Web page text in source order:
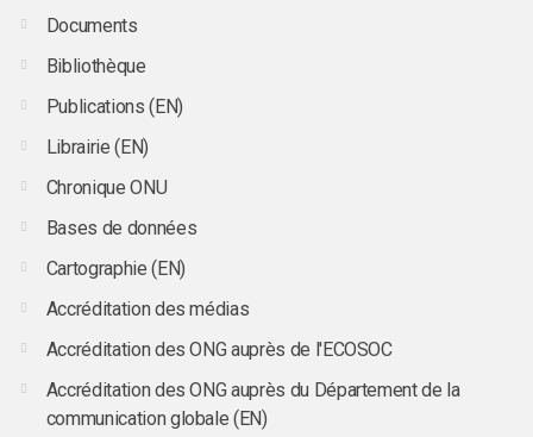
Documents
Bibliothèque
Publications (EN)
Librairie (EN)
Chronique ONU
Bases de données
Cartographie (EN)
Accréditation des médias
Accréditation des ONG auprès de l'ECOSOC
Accréditation des ONG auprès du Département de la
communication globale (EN)